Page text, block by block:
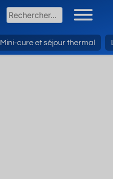
Mini-cure et séjour thermal